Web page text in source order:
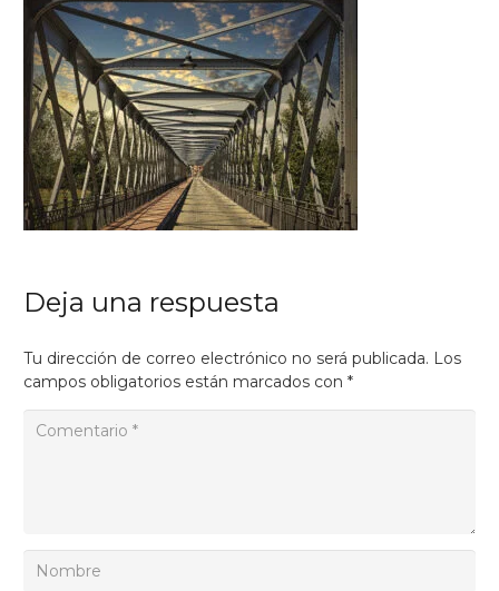
Deja una respuesta
Tu dirección de correo electrónico no será publicada. Los
campos obligatorios están marcados con *